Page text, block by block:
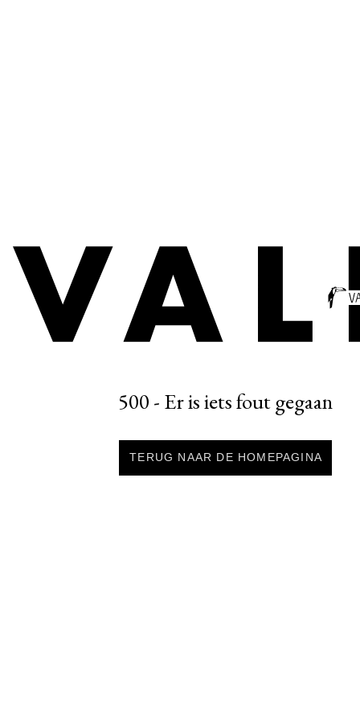
500 - Er is iets fout gegaan
TERUG NAAR DE HOMEPAGINA